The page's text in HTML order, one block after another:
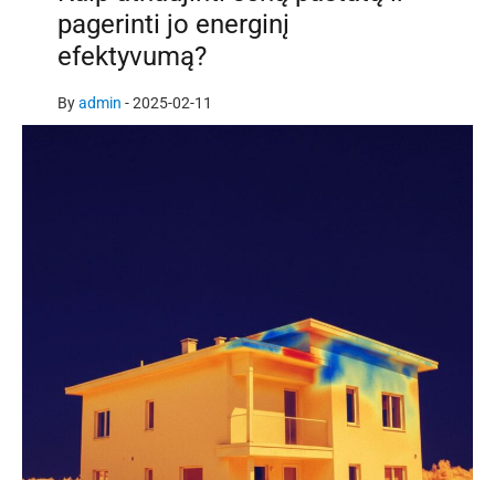
pagerinti jo energinį
efektyvumą?
Byadmin -2025-02-11